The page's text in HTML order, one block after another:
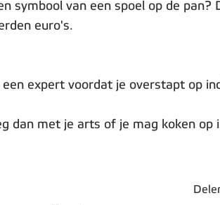
symbool van een spoel op de
euro's.
expert voordat je overstapt op
dan met je arts of je mag koken op